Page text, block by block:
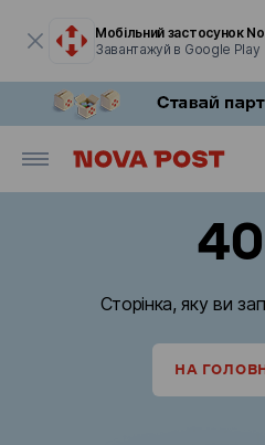
Мобільний застосунок
Завантажуй в Google Play
Сторінка, яку ви
НА